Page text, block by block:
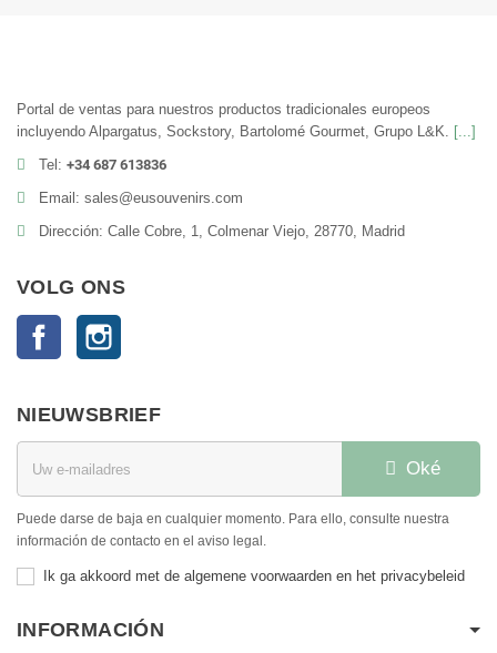
Portal de ventas para nuestros productos tradicionales europeos
incluyendo Alpargatus, Sockstory, Bartolomé Gourmet, Grupo L&K. [...]
Tel: +34 687 613836
Email: sales@eusouvenirs.com
Dirección: Calle Cobre, 1, Colmenar Viejo, 28770, Madrid
VOLG ONS
Facebook
NIEUWSBRIEF
Oké
Puede darse de baja en cualquier momento. Para ello, consulte nuestra
información de contacto en el aviso legal.
Ik ga akkoord met de algemene voorwaarden en het privacybeleid
INFORMACIÓN